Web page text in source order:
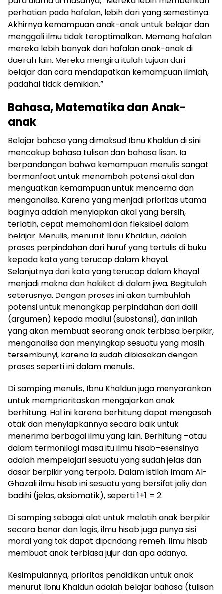
perhatian pada hafalan, lebih dari yang semestinya.
Akhirnya kemampuan anak-anak untuk belajar dan
menggali ilmu tidak teroptimalkan. Memang hafalan
mereka lebih banyak dari hafalan anak-anak di
daerah lain. Mereka mengira itulah tujuan dari
belajar dan cara mendapatkan kemampuan ilmiah,
padahal tidak demikian.”
Bahasa, Matematika dan Anak-
anak
Belajar bahasa yang dimaksud Ibnu Khaldun di sini
mencakup bahasa tulisan dan bahasa lisan. Ia
berpandangan bahwa kemampuan menulis sangat
bermanfaat untuk menambah potensi akal dan
menguatkan kemampuan untuk mencerna dan
menganalisa. Karena yang menjadi prioritas utama
baginya adalah menyiapkan akal yang bersih,
terlatih, cepat memahami dan fleksibel dalam
belajar. Menulis, menurut Ibnu Khaldun, adalah
proses perpindahan dari huruf yang tertulis di buku
kepada kata yang terucap dalam khayal.
Selanjutnya dari kata yang terucap dalam khayal
menjadi makna dan hakikat di dalam jiwa. Begitulah
seterusnya. Dengan proses ini akan tumbuhlah
potensi untuk menangkap perpindahan dari dalil
(argumen) kepada madlul (substansi), dan inilah
yang akan membuat seorang anak terbiasa berpikir,
menganalisa dan menyingkap sesuatu yang masih
tersembunyi, karena ia sudah dibiasakan dengan
proses seperti ini dalam menulis.
Di samping menulis, Ibnu Khaldun juga menyarankan
untuk memprioritaskan mengajarkan anak
berhitung. Hal ini karena berhitung dapat mengasah
otak dan menyiapkannya secara baik untuk
menerima berbagai ilmu yang lain. Berhitung –atau
dalam termonilogi masa itu ilmu hisab–esensinya
adalah mempelajari sesuatu yang sudah jelas dan
dasar berpikir yang terpola. Dalam istilah Imam Al-
Ghazali ilmu hisab ini sesuatu yang bersifat jaliy dan
badihi (jelas, aksiomatik), seperti 1+1 = 2.
Di samping sebagai alat untuk melatih anak berpikir
secara benar dan logis, ilmu hisab juga punya sisi
moral yang tak dapat dipandang remeh. Ilmu hisab
membuat anak terbiasa jujur dan apa adanya.
Kesimpulannya, prioritas pendidikan untuk anak
menurut Ibnu Khaldun adalah belajar bahasa (tulisan